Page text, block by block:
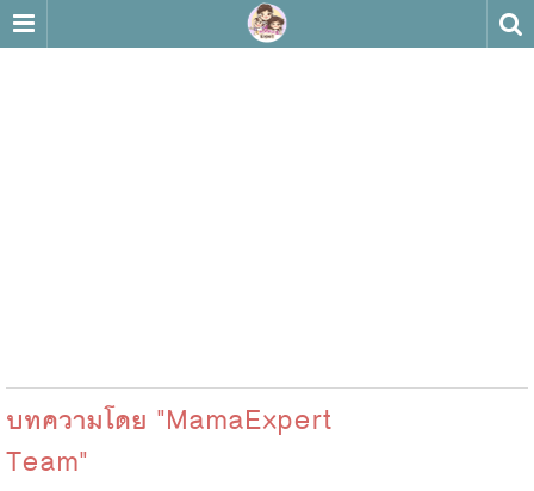
บทความโดย "MamaExpert
Team"